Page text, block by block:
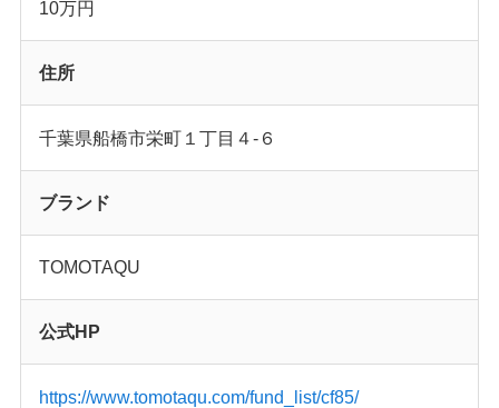
10万円
住所
千葉県船橋市栄町１丁目４-６
ブランド
TOMOTAQU
公式HP
https://www.tomotaqu.com/fund_list/cf85/